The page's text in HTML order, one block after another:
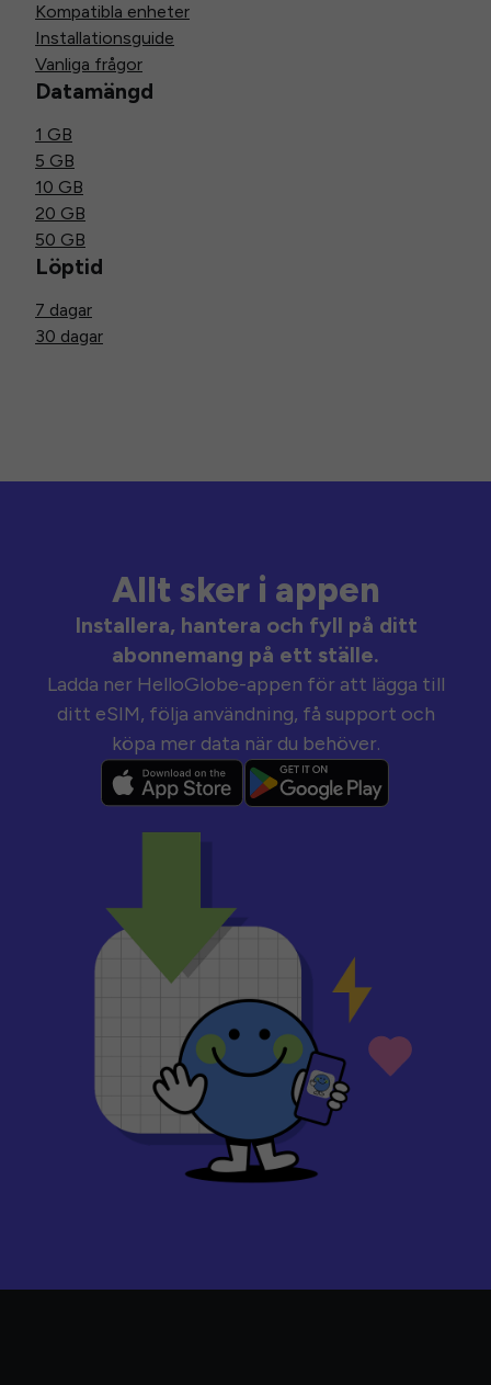
Kompatibla enheter
Installationsguide
Vanliga frågor
Datamängd
1 GB
5 GB
10 GB
20 GB
50 GB
Löptid
7 dagar
30 dagar
Allt sker i appen
Installera, hantera och fyll på ditt
abonnemang på ett ställe.
Ladda ner HelloGlobe-appen för att lägga till
ditt eSIM, följa användning, få support och
köpa mer data när du behöver.